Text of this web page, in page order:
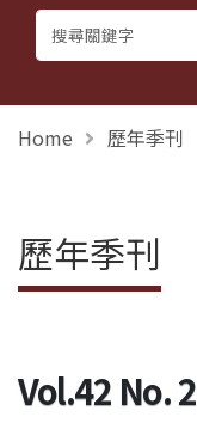
Home 歷年季刊
歷年季刊
Vol.42 No. 2